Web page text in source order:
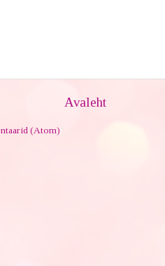
Avaleht
(Atom)